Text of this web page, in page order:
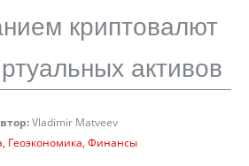
криптовалют
активов
Vladimir Matveev
Геоэкономика Финансы